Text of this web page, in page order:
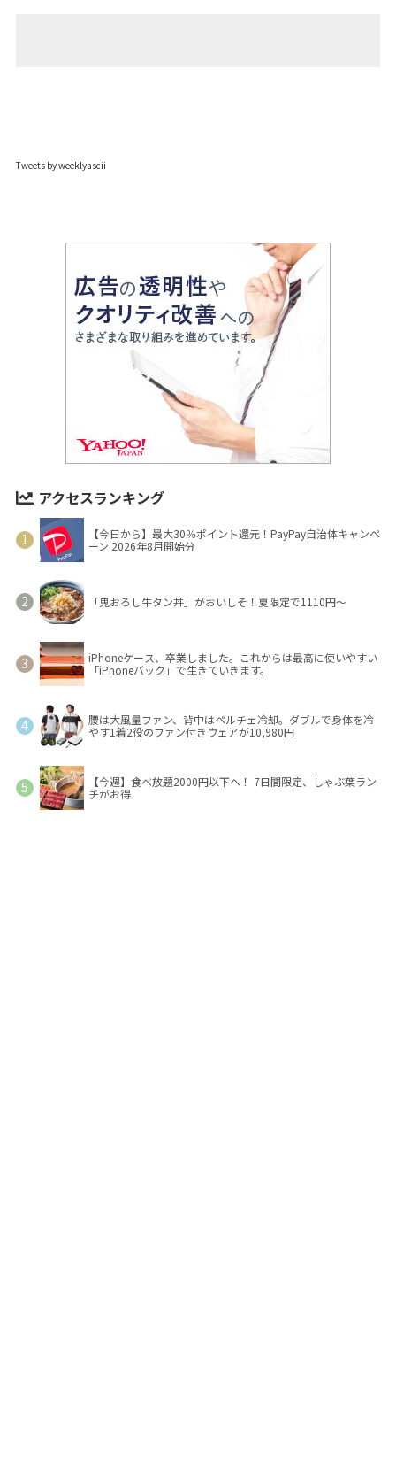
Tweets by weeklyascii
アクセスランキング
【今日から】最大30％ポイント還元！PayPay自治体キャンペ
ーン 2026年8月開始分
「鬼おろし牛タン丼」がおいしそ！夏限定で1110円～
iPhoneケース、卒業しました。これからは最高に使いやすい
「iPhoneバック」で生きていきます。
腰は大風量ファン、背中はペルチェ冷却。ダブルで身体を冷
やす1着2役のファン付きウェアが10,980円
【今週】食べ放題2000円以下へ！ 7日間限定、しゃぶ葉ラン
チがお得